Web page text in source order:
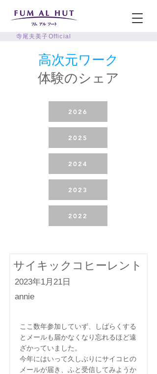
寺尾夫美子Official
高次元ワーク
体験のシェア
2026
2025
2024
2023
2022
サイキックコヒーレント
2023年1月21日
annie
ここ数年参加していず、しばらくする
とメールも届かなくなり忘れるほど遠
ざかっていました。
今年にはいって久しぶりにサイコヒの
メールが届き、ふと受信してみようか